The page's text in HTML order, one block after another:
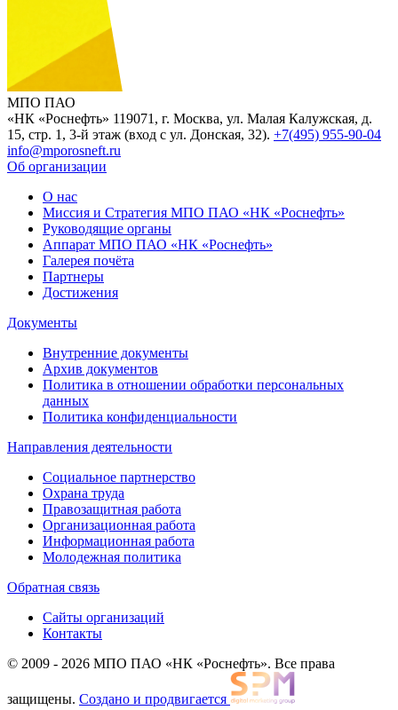
МПО ПАО
«НК «Роснефть» 119071, г. Москва, ул. Малая Калужская, д.
15, стр. 1, 3-й этаж (вход с ул. Донская, 32). +7(495) 955-90-04
info@mporosneft.ru
Об организации
О нас
Миссия и Стратегия МПО ПАО «НК «Роснефть»
Руководящие органы
Аппарат МПО ПАО «НК «Роснефть»
Галерея почёта
Партнеры
Достижения
Документы
Внутренние документы
Архив документов
Политика в отношении обработки персональных
данных
Политика конфиденциальности
Направления деятельности
Социальное партнерство
Охрана труда
Правозащитная работа
Организационная работа
Информационная работа
Молодежная политика
Обратная связь
Сайты организаций
Контакты
© 2009 - 2026 МПО ПАО «НК «Роснефть». Все права
защищены. Создано и продвигается